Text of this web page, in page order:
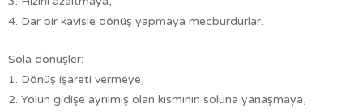
4. Dar bir kavisle dönüş yapmaya mecburdurlar.
Sola dönüşler:
1. Dönüş işareti vermeye,
2. Yolun gidişe ayrılmış olan kısmının soluna yanaşmaya,